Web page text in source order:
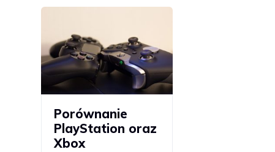
Porównanie
PlayStation oraz
Xbox